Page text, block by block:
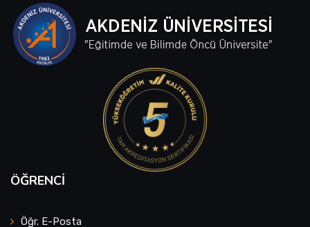
ÖĞRENCI
Öğr. E-Posta